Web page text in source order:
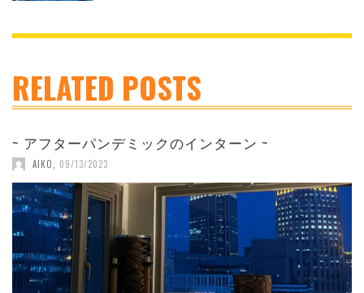
RELATED POSTS
~ アフターパンデミックのインターン ~
AIKO 09/13/2023